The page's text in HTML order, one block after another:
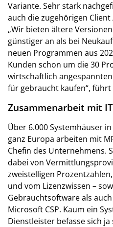
Variante. Sehr stark
auch die zugehörigen Client
„Wir bieten ältere
günstiger an als bei
neuen Programmen aus
Kunden schon um die 30
wirtschaftlich
für gebraucht kaufen“,
Zusammenarbeit mit
Über 6.000 Systemhäuser
ganz Europa arbeiten mit
Chefin des Unternehmens.
dabei von
zweistelligen
und vom Lizenzwissen –
Gebrauchtsoftware als
Microsoft CSP. Kaum ein
Dienstleister befasse sich